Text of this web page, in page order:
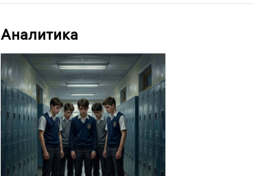
Аналитика